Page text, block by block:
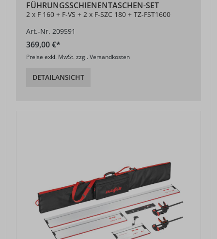
FÜHRUNGSSCHIENENTASCHEN-SET
2 x F 160 + F-VS + 2 x F-SZC 180 + TZ-FST1600
Art.-Nr. 209591
369,00 €*
Preise exkl. MwSt. zzgl. Versandkosten
DETAILANSICHT